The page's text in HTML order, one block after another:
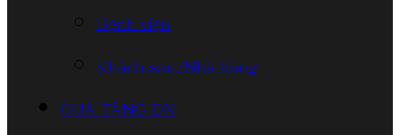
Bệnh viện
Khách sạn/Nhà hàng
QUÀ TẶNG DN